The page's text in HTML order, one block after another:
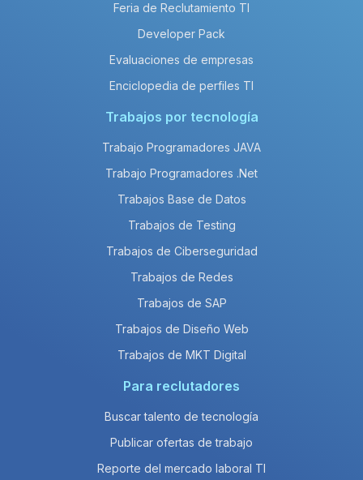
Feria de Reclutamiento TI
Developer Pack
Evaluaciones de empresas
Enciclopedia de perfiles TI
Trabajos por tecnología
Trabajo Programadores JAVA
Trabajo Programadores .Net
Trabajos Base de Datos
Trabajos de Testing
Trabajos de Ciberseguridad
Trabajos de Redes
Trabajos de SAP
Trabajos de Diseño Web
Trabajos de MKT Digital
Para reclutadores
Buscar talento de tecnología
Publicar ofertas de trabajo
Reporte del mercado laboral TI